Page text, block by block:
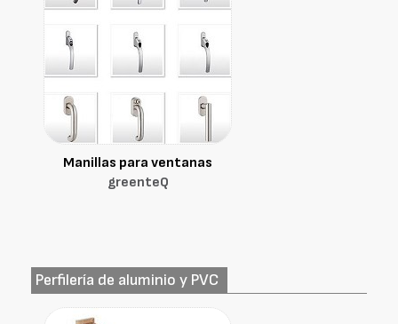
Manillas para ventanas
greenteQ
Perfilería de aluminio y PVC